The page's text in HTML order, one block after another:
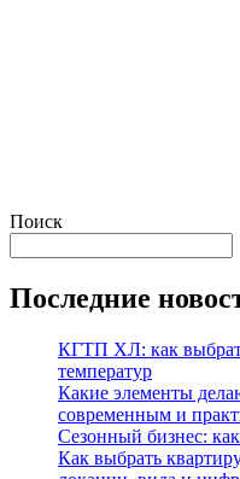
Поиск
Последние
КГТП ХЛ: как
температур
Какие элементы
современным и
Сезонный бизнес:
Как выбрать